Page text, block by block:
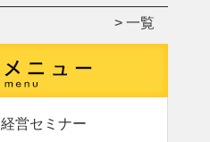
一覧
経営セミナー